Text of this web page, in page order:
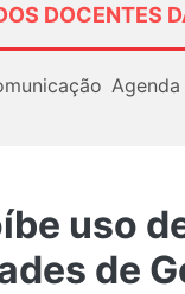
DOCENTES
Agenda
uso
de